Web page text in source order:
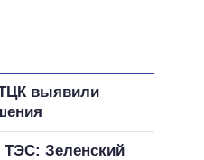
выявили
Зеленский